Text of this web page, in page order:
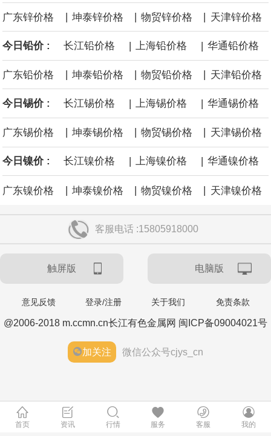
景的线索。StoneX高级分析师马特·辛普森表示，中东和平前景改善
海力士：龙仁工厂将生产高带宽内存（HBM）及其他下一代动态随
机存取存储器（DRAM）。
广东锌价格 | 坤泰锌价格 | 物贸锌价格 | 天津锌价格
今日铅价 : 长江铅价格 | 上海铅价格 | 华通铅价格
广东铅价格 坤泰铅价格 物贸铅价格 天津铅价格
今日锡价 : 长江锡价格 | 上海锡价格 | 华通锡价格
广东锡价格 坤泰锡价格 物贸锡价格 天津锡价格
今日镍价 : 长江镍价格 | 上海镍价格 | 华通镍价格
广东镍价格 | 坤泰镍价格 | 物贸镍价格 | 天津镍价格
客服电话 :15805918000
触屏版 电脑版
意见反馈 登录/注册 关于我们 免责条款
@2006-2018 m.ccmn.cn长江有色金属网 闽ICP备09004021号
加关注 微信公众号cjys_cn
首页 资讯 行情 服务 客服 我的